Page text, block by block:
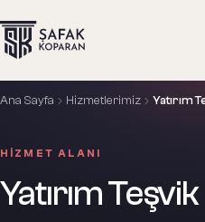
Ana Sayfa Hizmetlerimiz Yatırım
HIZMET ALANI
Yatırım Teşvik